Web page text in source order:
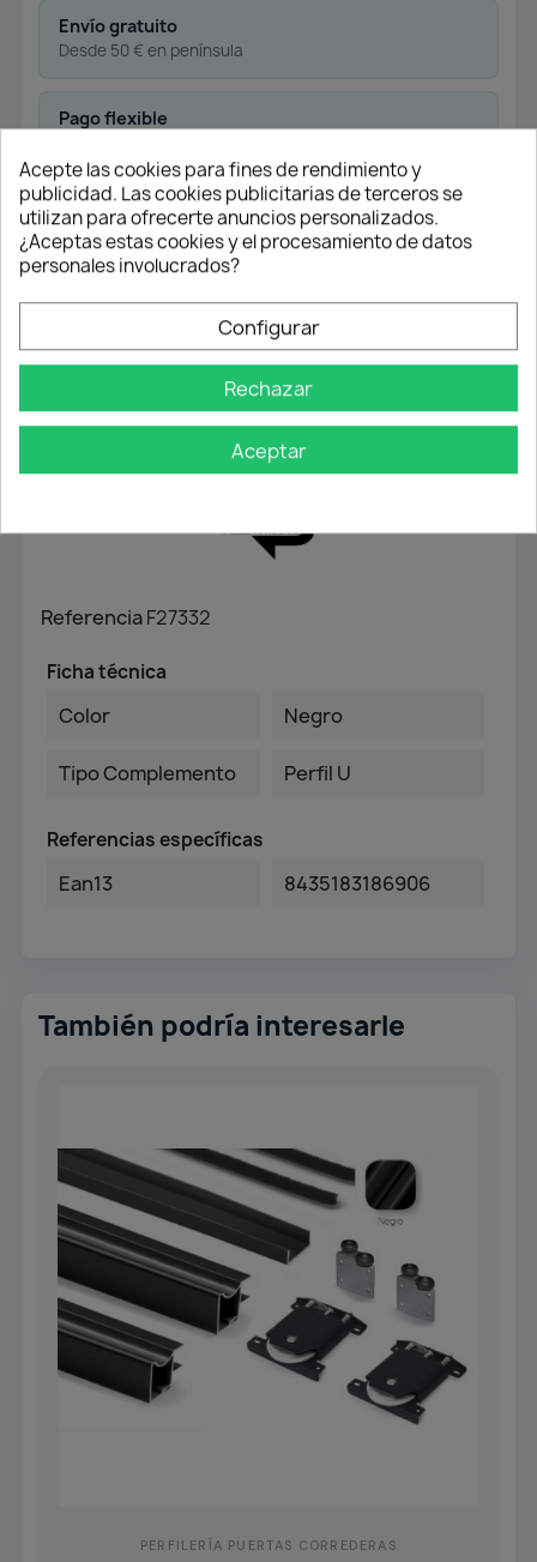
Envío gratuito
Desde 50 € en península
Pago flexible
Transferencia
Contra reembolso
Atención profesional
Detalles del producto
ReferenciaF27332
Ficha técnica
Color Negro
Tipo Complemento Perfil U
Referencias específicas
Ean13 8435183186906
También podría interesarle
PERFILERÍA PUERTAS CORREDERAS
Acepte las cookies para fines de rendimiento y
publicidad. Las cookies publicitarias de terceros se
utilizan para ofrecerte anuncios personalizados.
¿Aceptas estas cookies y el procesamiento de datos
personales involucrados?
Configurar
Rechazar
Aceptar